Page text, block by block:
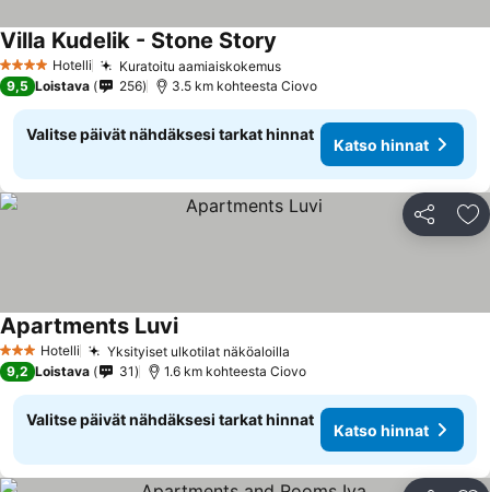
4 Tähtiluokitus
Hotelli Kuratoitu aamiaiskokemus
Villa Kudelik - Stone Story
9,5 Loistava 256 3.5 km kohteesta Ciovo
Valitse päivät nähdäksesi tarkat hinnat
Katso hinnat
Jaa
3 Tähtiluokitus
Hotelli Yksityiset ulkotilat näköaloilla
Apartments Luvi
9,2 Loistava 31 1.6 km kohteesta Ciovo
Valitse päivät nähdäksesi tarkat hinnat
Katso hinnat